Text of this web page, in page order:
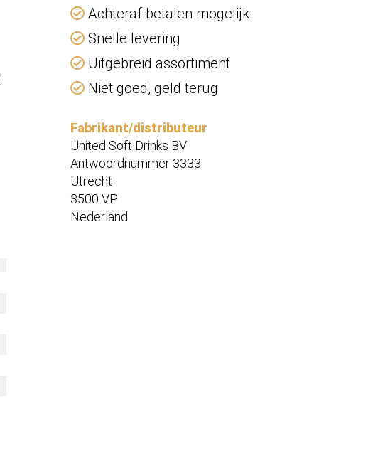
Achteraf betalen mogelijk
Snelle levering
Uitgebreid assortiment
Niet goed, geld terug
Fabrikant/distributeur
United Soft Drinks BV
Antwoordnummer 3333
Utrecht
3500 VP
Nederland